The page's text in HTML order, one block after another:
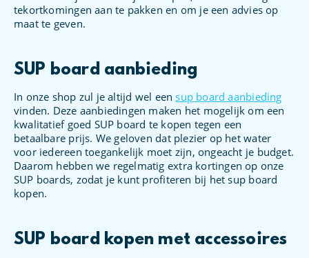
tekortkomingen aan te pakken en om je een advies op
maat te geven.
SUP board aanbieding
In onze shop zul je altijd wel een sup board aanbieding
vinden. Deze aanbiedingen maken het mogelijk om een
kwalitatief goed SUP board te kopen tegen een
betaalbare prijs. We geloven dat plezier op het water
voor iedereen toegankelijk moet zijn, ongeacht je budget.
Daarom hebben we regelmatig extra kortingen op onze
SUP boards, zodat je kunt profiteren bij het sup board
kopen.
SUP board kopen met accessoires